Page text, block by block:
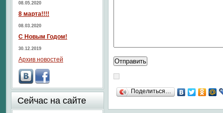
Поделиться…
08.05.2020
8 марта!!!!
08.03.2020
С Новым Годом!
30.12.2019
Архив новостей
Сейчас на сайте